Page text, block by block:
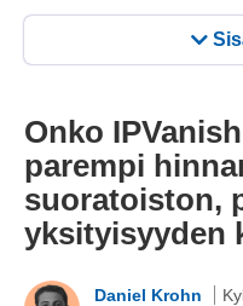
Onko
parempi
suoratoiston,
yksityisyyden
Daniel Krohn